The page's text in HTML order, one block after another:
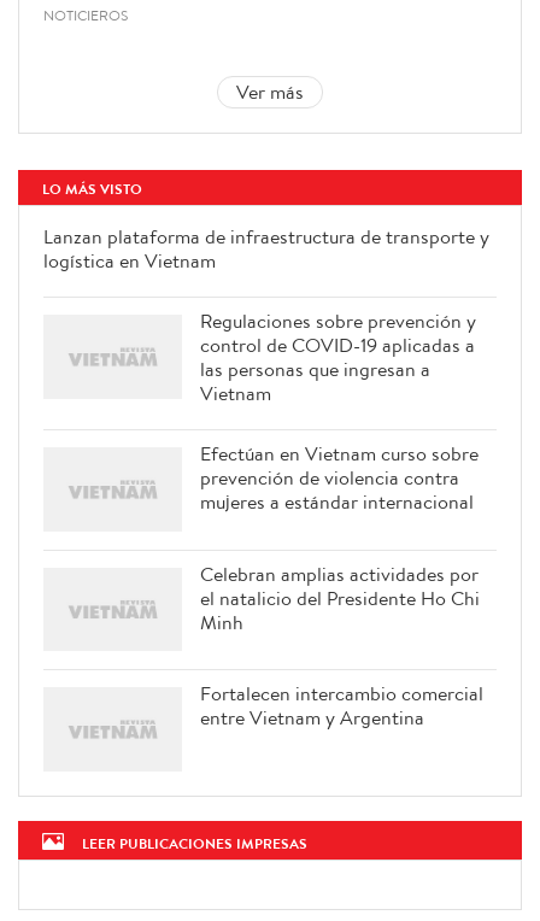
NOTICIEROS
Ver más
LO MÁS VISTO
Lanzan plataforma de infraestructura de transporte y
logística en Vietnam
Regulaciones sobre prevención y
control de COVID-19 aplicadas a
las personas que ingresan a
Vietnam
Efectúan en Vietnam curso sobre
prevención de violencia contra
mujeres a estándar internacional
Celebran amplias actividades por
el natalicio del Presidente Ho Chi
Minh
Fortalecen intercambio comercial
entre Vietnam y Argentina
LEER PUBLICACIONES IMPRESAS